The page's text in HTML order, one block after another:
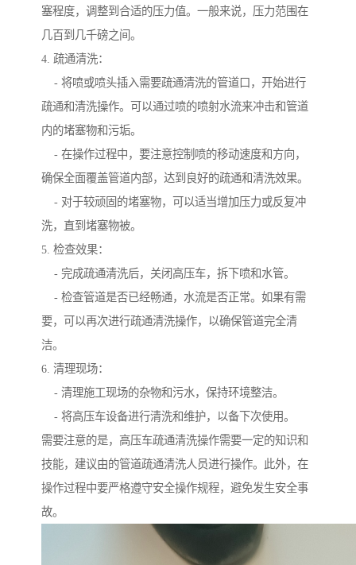
塞程度，调整到合适的压力值。一般来说，压力范围在
几百到几千磅之间。
4. 疏通清洗：
- 将喷或喷头插入需要疏通清洗的管道口，开始进行
疏通和清洗操作。可以通过喷的喷射水流来冲击和管道
内的堵塞物和污垢。
- 在操作过程中，要注意控制喷的移动速度和方向，
确保全面覆盖管道内部，达到良好的疏通和清洗效果。
- 对于较顽固的堵塞物，可以适当增加压力或反复冲
洗，直到堵塞物被。
5. 检查效果：
- 完成疏通清洗后，关闭高压车，拆下喷和水管。
- 检查管道是否已经畅通，水流是否正常。如果有需
要，可以再次进行疏通清洗操作，以确保管道完全清
洁。
6. 清理现场：
- 清理施工现场的杂物和污水，保持环境整洁。
- 将高压车设备进行清洗和维护，以备下次使用。
需要注意的是，高压车疏通清洗操作需要一定的知识和
技能，建议由的管道疏通清洗人员进行操作。此外，在
操作过程中要严格遵守安全操作规程，避免发生安全事
故。